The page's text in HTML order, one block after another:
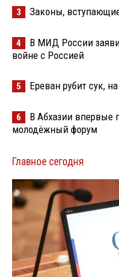
3 Законы,
4
В МИД России
войне с Россией
5 Ереван рубит сук,
6
В Абхазии впервые
молодёжный форум
Главное сегодня